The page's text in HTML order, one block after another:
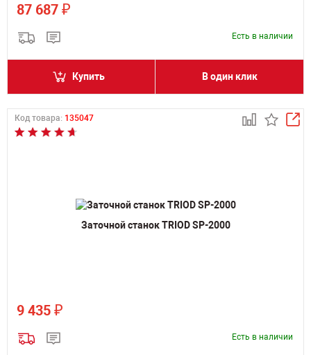
87 687 ₽
Есть в наличии
Купить В один клик
Код товара: 135047
Заточной станок TRIOD SP-2000
9 435 ₽
Есть в наличии